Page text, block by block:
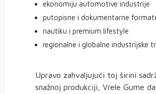
ekonomiju automotive industrije
putopisne i dokumentarne
nautiku i premium lifestyle
regionalne i globalne industrijske
Upravo zahvaljujući toj širini
snažnoj produkciji, Vrele Gume